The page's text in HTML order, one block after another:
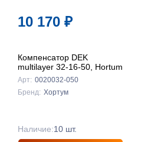
10 170 ₽
Компенсатор DEK
multilayer 32-16-50, Hortum
Арт: 0020032-050
Бренд: Хортум
Наличие:10 шт.